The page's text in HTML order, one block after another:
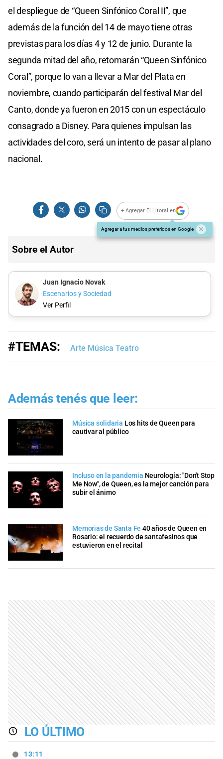
el despliegue de “Queen Sinfónico Coral II”, que
además de la función del 14 de mayo tiene otras
previstas para los días 4 y 12 de junio. Durante la
segunda mitad del año, retomarán “Queen Sinfónico
Coral”, porque lo van a llevar a Mar del Plata en
noviembre, cuando participarán del festival Mar del
Canto, donde ya fueron en 2015 con un espectáculo
consagrado a Disney. Para quienes impulsan las
actividades del coro, será un intento de pasar al plano
nacional.
+ Agregar El Litoral en
Agregar a tus medios preferidos en Google
Sobre el Autor
Juan Ignacio Novak
Escenarios y Sociedad
Ver Perfil
#TEMAS: Arte Música Teatro
Además tenés que leer:
Música solidaria Los hits de Queen para
cautivar al público
Incluso en la pandemia Neurología: "Don't Stop
Me Now", de Queen, es la mejor canción para
subir el ánimo
Memorias de Santa Fe 40 años de Queen en
Rosario: el recuerdo de santafesinos que
estuvieron en el recital
LO ÚLTIMO
13:11